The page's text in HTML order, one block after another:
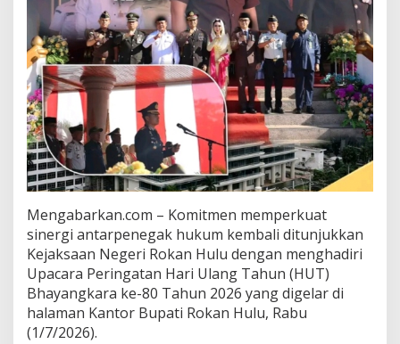
Mengabarkan.com – Komitmen memperkuat
sinergi antarpenegak hukum kembali ditunjukkan
Kejaksaan Negeri Rokan Hulu dengan menghadiri
Upacara Peringatan Hari Ulang Tahun (HUT)
Bhayangkara ke-80 Tahun 2026 yang digelar di
halaman Kantor Bupati Rokan Hulu, Rabu
(1/7/2026).